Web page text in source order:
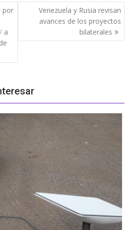
por
a
Venezuela y Rusia revisan
avances de los proyectos
bilaterales